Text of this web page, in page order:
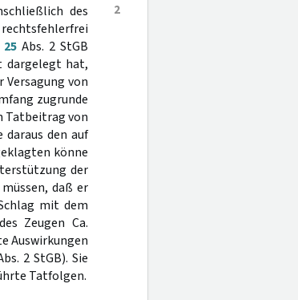
2
des
rechtsfehlerfrei
25Abs. 2 StGB
dargelegt hat,
Versagung von
zugrunde
Tatbeitrag von
den auf
könne
der
daß er
mit dem
Zeugen Ca.
Auswirkungen
2 StGB). Sie
Tatfolgen.